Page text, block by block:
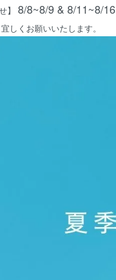
】 8/8~8/9 & 8/11~8/16
しくお願いいたします。